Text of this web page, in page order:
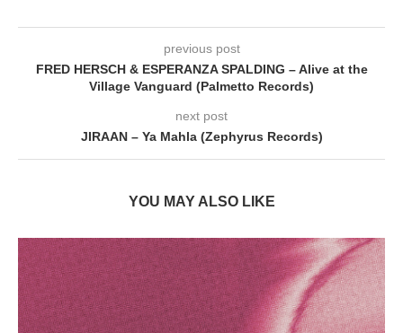
previous post
FRED HERSCH & ESPERANZA SPALDING – Alive at the
Village Vanguard (Palmetto Records)
next post
JIRAAN – Ya Mahla (Zephyrus Records)
YOU MAY ALSO LIKE